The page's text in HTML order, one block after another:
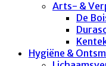
Arts- &
De
Hygiëne &